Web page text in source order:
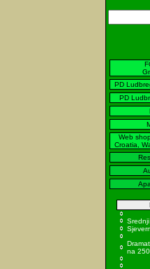
PD
PD
Web
Croatia,
na